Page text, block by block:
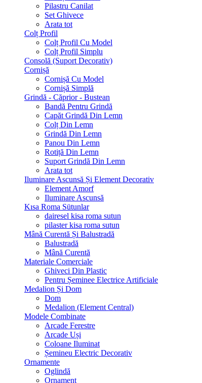
Pilastru Canilat
Set Ghivece
Arata tot
Colț Profil
Colț Profil Cu Model
Colț Profil Simplu
Consolă (Suport Decorativ)
Cornișă
Cornișă Cu Model
Cornișă Simplă
Grindă - Căprior - Bustean
Bandă Pentru Grindă
Capăt Grindă Din Lemn
Colț Din Lemn
Grindă Din Lemn
Panou Din Lemn
Rotiță Din Lemn
Suport Grindă Din Lemn
Arata tot
Iluminare Ascunsă Și Element Decorativ
Element Amorf
Iluminare Ascunsă
Kısa Roma Sütunlar
dairesel kisa roma sutun
pilaster kisa roma sutun
Mână Curentă Și Balustradă
Balustradă
Mână Curentă
Materiale Comerciale
Ghiveci Din Plastic
Pentru Șeminee Electrice Artificiale
Medalion Și Dom
Dom
Medalion (Element Central)
Modele Combinate
Arcade Ferestre
Arcade Uși
Coloane Iluminat
Șemineu Electric Decorativ
Ornamente
Oglindă
Ornament